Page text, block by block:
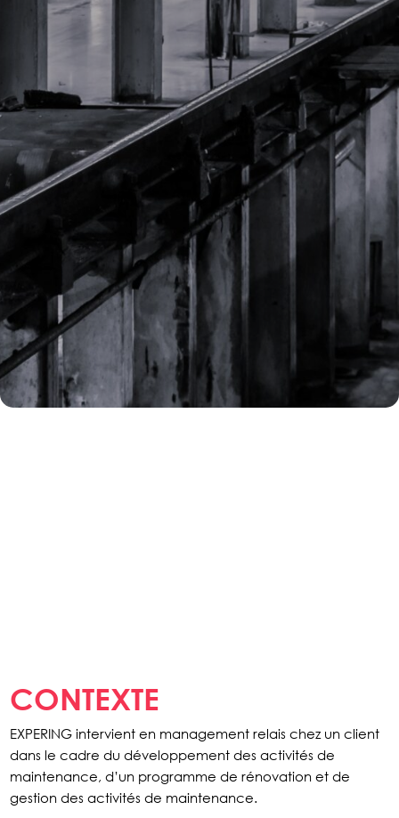
CONTEXTE
EXPERING intervient en management relais chez un client
dans le cadre du développement des activités de
maintenance, d’un programme de rénovation et de
gestion des activités de maintenance.